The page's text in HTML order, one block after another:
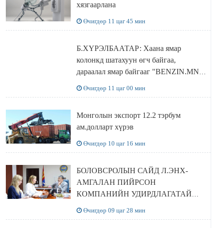
хязгаарлана
Өчигдөр 11 цаг 45 мин
Б.ХҮРЭЛБААТАР: Хаана ямар
колонкд шатахуун өгч байгаа,
дараалал ямар байгааг "BENZIN.MN”
Өчигдөр 11 цаг 00 мин
Монголын экспорт 12.2 тэрбум
ам.долларт хүрэв
Өчигдөр 10 цаг 16 мин
БОЛОВСРОЛЫН САЙД Л.ЭНХ-
АМГАЛАН ПИЙРСОН
КОМПАНИЙН УДИРДЛАГАТАЙ
Өчигдөр 09 цаг 28 мин